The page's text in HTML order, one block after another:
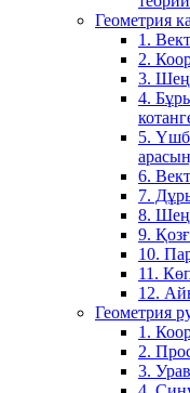
Геометрия
1.
2.
3.
4.
5.
6.
7.
8.
9.
10.
11.
12.
Геометрия
1.
2.
3.